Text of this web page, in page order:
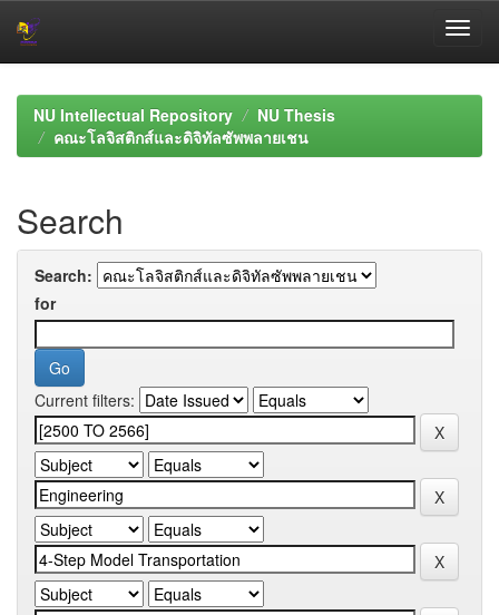
navigationNU Intellectual Repository
NU Thesis
คณะโลจิสติกส์และดิจิทัลซัพพลายเชน
Search
Search:
for
Current filters: